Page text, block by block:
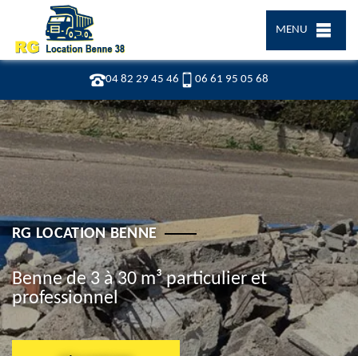
04 82 29 45 46 06 61 95 05 68
MENU
RG LOCATION BENNE
Benne de 3 à 30 m³ particulier et
professionnel